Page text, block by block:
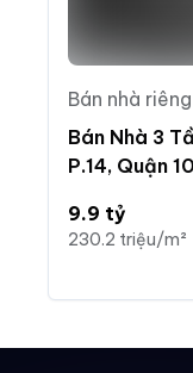
Bán nhà riêng
Bán Nhà 3
P.14, Quận
9.9 tỷ
230.2 triệu/m²